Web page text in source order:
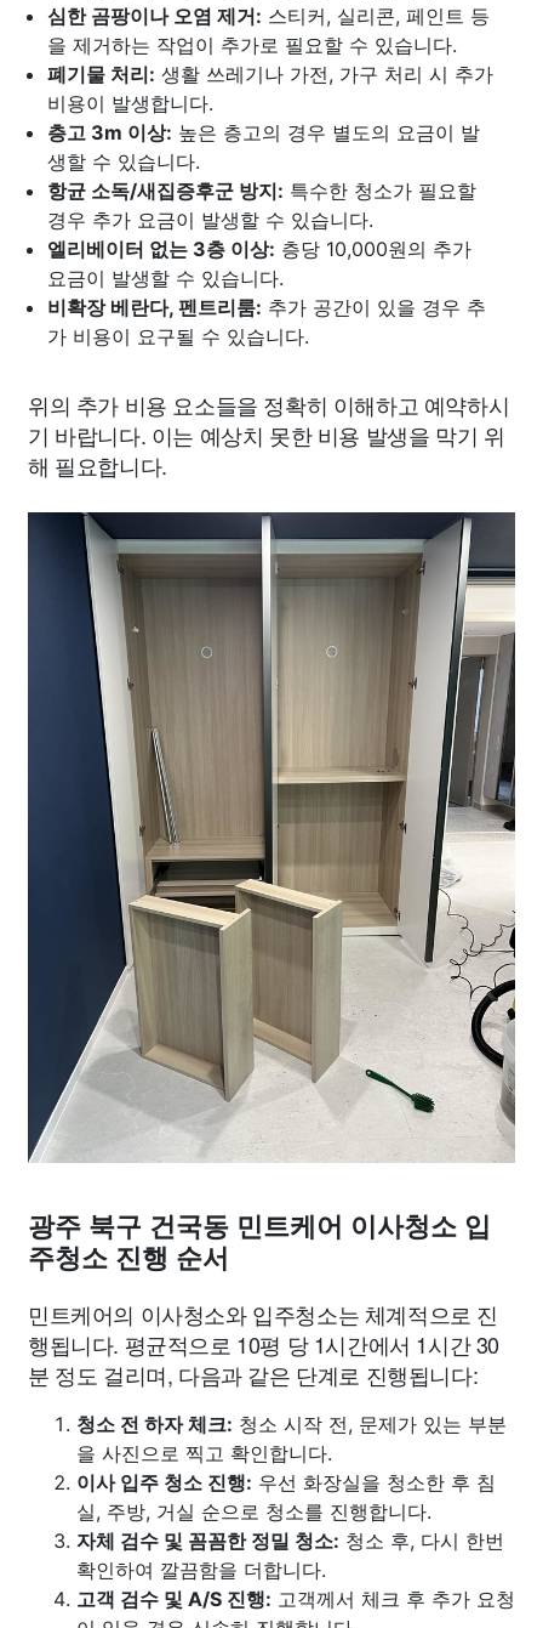
심한 곰팡이나 오염 제거: 스티커, 실리콘, 페인트 등
을 제거하는 작업이 추가로 필요할 수 있습니다.
폐기물 처리: 생활 쓰레기나 가전, 가구 처리 시 추가
비용이 발생합니다.
층고 3m 이상: 높은 층고의 경우 별도의 요금이 발
생할 수 있습니다.
항균 소독/새집증후군 방지: 특수한 청소가 필요할
경우 추가 요금이 발생할 수 있습니다.
엘리베이터 없는 3층 이상: 층당 10,000원의 추가
요금이 발생할 수 있습니다.
비확장 베란다, 펜트리룸: 추가 공간이 있을 경우 추
가 비용이 요구될 수 있습니다.
위의 추가 비용 요소들을 정확히 이해하고 예약하시
기 바랍니다. 이는 예상치 못한 비용 발생을 막기 위
해 필요합니다.
광주 북구 건국동 민트케어 이사청소 입
주청소 진행 순서
민트케어의 이사청소와 입주청소는 체계적으로 진
행됩니다. 평균적으로 10평 당 1시간에서 1시간 30
분 정도 걸리며, 다음과 같은 단계로 진행됩니다:
청소 전 하자 체크: 청소 시작 전, 문제가 있는 부분
을 사진으로 찍고 확인합니다.
이사 입주 청소 진행: 우선 화장실을 청소한 후 침
실, 주방, 거실 순으로 청소를 진행합니다.
자체 검수 및 꼼꼼한 정밀 청소: 청소 후, 다시 한번
확인하여 깔끔함을 더합니다.
고객 검수 및 A/S 진행: 고객께서 체크 후 추가 요청